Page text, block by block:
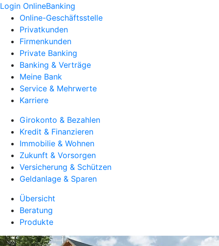
Login OnlineBanking
Online-Geschäftsstelle
Privatkunden
Firmenkunden
Private Banking
Banking & Verträge
Meine Bank
Service & Mehrwerte
Karriere
Girokonto & Bezahlen
Kredit & Finanzieren
Immobilie & Wohnen
Zukunft & Vorsorgen
Versicherung & Schützen
Geldanlage & Sparen
Übersicht
Beratung
Produkte